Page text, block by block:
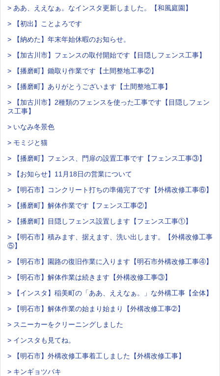
> ああ、ええなぁ。なインスタ更新しました。【和風庭園】
> 【初出】ことよろです
> 【納めた】年末年始休暇のお知らせ。
> 【加古川市】フェンスの取付開始です【目隠しフェンス工事】
> 【播磨町】鋤取り作業です【土間整地工事②】
> 【播磨町】ありがとうございます【土間整地工事】
> 【加古川市】2種類のフェンスを使った工事です【目隠しフェン
ス工事】
> いなみ冬景色
> モミジと猫
> 【播磨町】フェンス、門扉の設置工事です【フェンス工事③】
> 【お知らせ】11月18日の営業について
> 【明石市】コンクリート打ちの準備完了です【外構改修工事⑥】
> 【播磨町】解体作業です【フェンス工事②】
> 【播磨町】目隠しフェンス設置します【フェンス工事①】
> 【明石市】積みます、据えます、洗い出します。【外構改修工事
⑤】
> 【明石市】園路の復旧作業に入ります【明石市外構改修工事④】
> 【明石市】解体作業は続きます【外構改修工事③】
> 【インスタ】稲美町の「ああ、ええなぁ。」な外構工事【全体】
> 【明石市】解体作業の始まり始まり【外構改修工事➁】
> スニーカーをクリーニングしました
> インスタも見てね。
> 【明石市】外構改修工事着工しました【外構改修工事】
> キンギョツバキ